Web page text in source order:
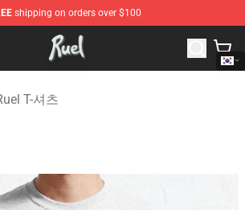
shipping on orders over $100
Ruel Merchandise Shop
T-셔츠